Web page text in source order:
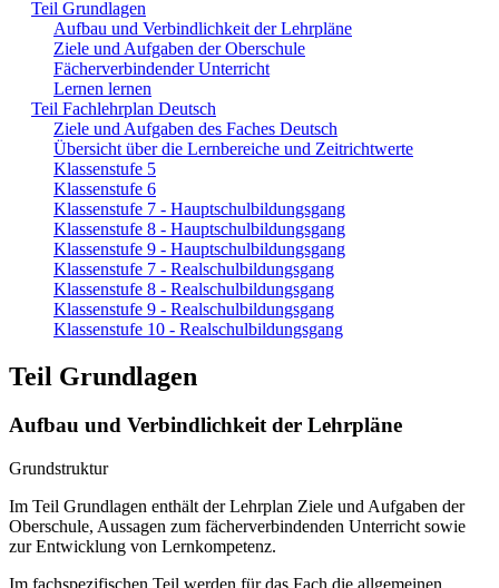
Teil Grundlagen
Aufbau und Verbindlichkeit der Lehrpläne
Ziele und Aufgaben der Oberschule
Fächerverbindender Unterricht
Lernen lernen
Teil Fachlehrplan Deutsch
Ziele und Aufgaben des Faches Deutsch
Übersicht über die Lernbereiche und Zeitrichtwerte
Klassenstufe 5
Klassenstufe 6
Klassenstufe 7 - Hauptschulbildungsgang
Klassenstufe 8 - Hauptschulbildungsgang
Klassenstufe 9 - Hauptschulbildungsgang
Klassenstufe 7 - Realschulbildungsgang
Klassenstufe 8 - Realschulbildungsgang
Klassenstufe 9 - Realschulbildungsgang
Klassenstufe 10 - Realschulbildungsgang
Teil Grundlagen
Aufbau und Verbindlichkeit der Lehrpläne
Grundstruktur
Im Teil Grundlagen enthält der Lehrplan Ziele und Aufgaben der
Oberschule, Aussagen zum fächerverbindenden Unterricht sowie
zur Entwicklung von Lernkompetenz.